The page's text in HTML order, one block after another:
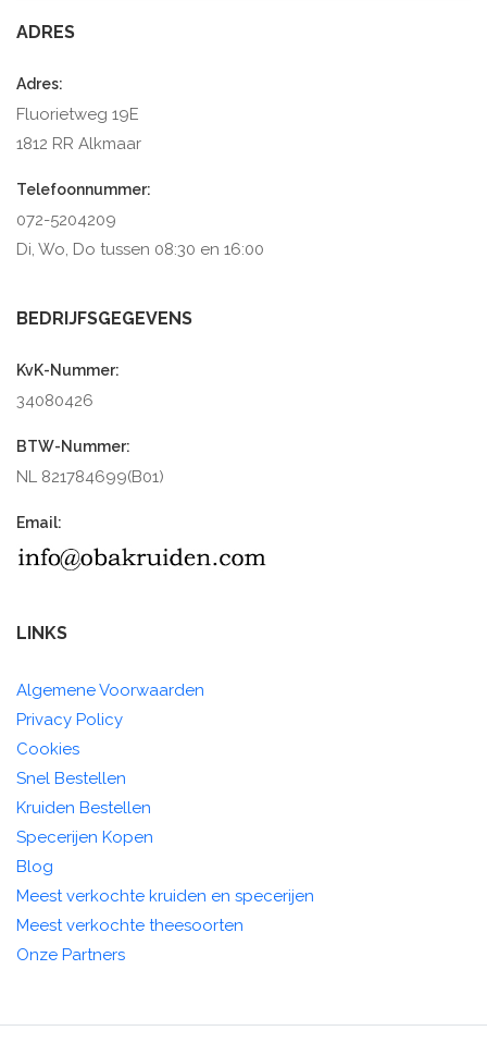
ADRES
Adres:
Fluorietweg 19E
1812 RR Alkmaar
Telefoonnummer:
072-5204209
Di, Wo, Do tussen 08:30 en 16:00
BEDRIJFSGEGEVENS
KvK-Nummer:
34080426
BTW-Nummer:
NL 821784699(B01)
Email:
LINKS
Algemene Voorwaarden
Privacy Policy
Cookies
Snel Bestellen
Kruiden Bestellen
Specerijen Kopen
Blog
Meest verkochte kruiden en specerijen
Meest verkochte theesoorten
Onze Partners